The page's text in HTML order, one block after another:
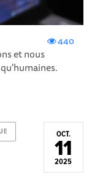
440
et nous
OCT.
11
2025